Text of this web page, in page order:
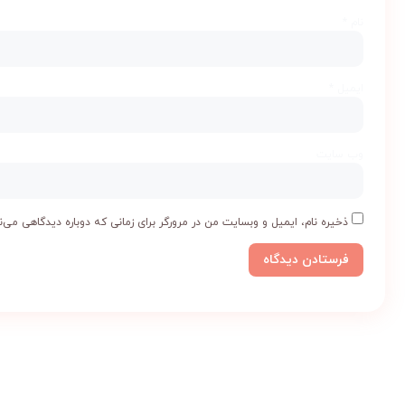
ذخیره نام، ایمیل و وبسایت من در مرورگر برای زمانی که دوباره دیدگاهی